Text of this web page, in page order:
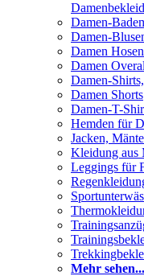
Damen-
Damen-
Damen Hosen
Damen
Damen-
Damen Shorts
Damen-T-
Hemden für
Jacken,
Kleidung aus
Leggings für
Mehr sehen...